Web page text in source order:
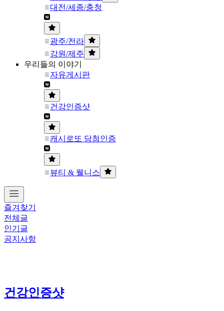
대전/세종/충청
광주/전라
강원/제주
우리들의 이야기
자유게시판
건강인증샷
캐시로또 당첨인증
뷰티 & 웰니스
즐겨찾기
전체글
인기글
공지사항
건강인증샷